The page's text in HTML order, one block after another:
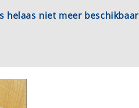
helaas niet meer